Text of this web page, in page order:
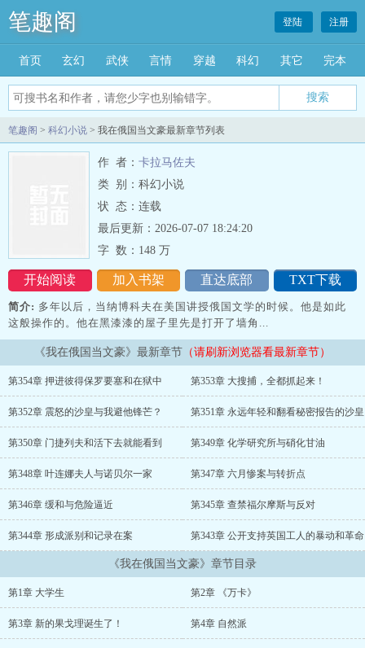
笔趣阁
搜索
登陆 注册
首页 玄幻 武侠 言情 穿越 科幻 其它 完本
笔趣阁 > 科幻小说 > 我在俄国当文豪最新章节列表
作 者： 卡拉马佐夫
类 别：科幻小说
状 态：连载
开始阅读 加入书架 直达底部 TXT下载
最后更新：2026-07-07 18:24:20
字 数： 148 万
简介: 多年以后，当纳博科夫在美国讲授俄国文学的时候。他是如此
这般操作的。他在黑漆漆的屋子里先是打开了墙角...
《我在俄国当文豪》最新章节 （请刷新浏览器看最新章节）
第354章 押进彼得保罗要塞和在狱中 第353章 大搜捕，全都抓起来！
第352章 震怒的沙皇与我避他锋芒？ 第351章 永远年轻和翻看秘密报告的沙皇
第350章 门捷列夫和活下去就能看到 第349章 化学研究所与硝化甘油
第348章 叶连娜夫人与诺贝尔一家 第347章 六月惨案与转折点
第346章 缓和与危险逼近 第345章 查禁福尔摩斯与反对
第344章 形成派别和记录在案 第343章 公开支持英国工人的暴动和革命
《我在俄国当文豪》章节目录
第1章 大学生 第2章 《万卡》
第3章 新的果戈理诞生了！ 第4章 自然派